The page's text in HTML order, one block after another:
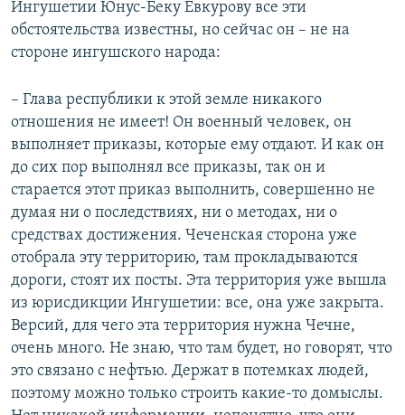
Ингушетии Юнус-Беку Евкурову все эти
обстоятельства известны, но сейчас он – не на
стороне ингушского народа:
– Глава республики к этой земле никакого
отношения не имеет! Он военный человек, он
выполняет приказы, которые ему отдают. И как он
до сих пор выполнял все приказы, так он и
старается этот приказ выполнить, совершенно не
думая ни о последствиях, ни о методах, ни о
средствах достижения. Чеченская сторона уже
отобрала эту территорию, там прокладываются
дороги, стоят их посты. Эта территория уже вышла
из юрисдикции Ингушетии: все, она уже закрыта.
Версий, для чего эта территория нужна Чечне,
очень много. Не знаю, что там будет, но говорят, что
это связано с нефтью. Держат в потемках людей,
поэтому можно только строить какие-то домыслы.